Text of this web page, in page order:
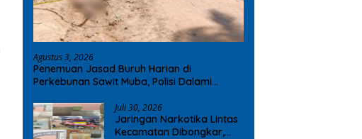
Agustus 3, 2026
Penemuan Jasad Buruh Harian di
Perkebunan Sawit Muba, Polisi Dalami
Juli 30, 2026
Jaringan Narkotika Lintas
Kecamatan Dibongkar,